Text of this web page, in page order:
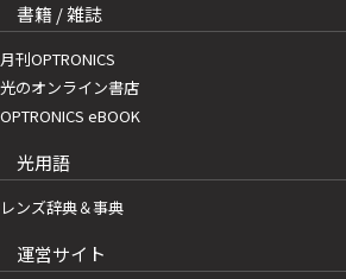
書籍 / 雑誌
月刊OPTRONICS
光のオンライン書店
OPTRONICS eBOOK
光用語
レンズ辞典＆事典
運営サイト